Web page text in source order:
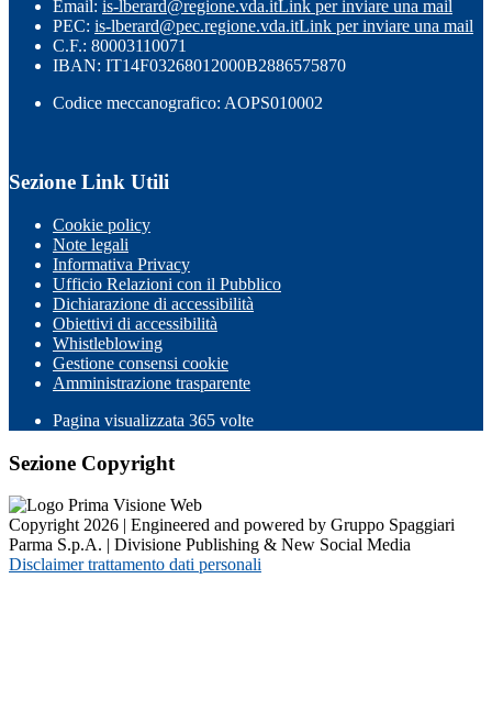
Email: is-lberard@regione.vda.itLink per inviare una mail
PEC: is-lberard@pec.regione.vda.itLink per inviare una mail
C.F.: 80003110071
IBAN: IT14F03268012000B2886575870
Codice meccanografico: AOPS010002
Sezione Link Utili
Cookie policy
Note legali
Informativa Privacy
Ufficio Relazioni con il Pubblico
Dichiarazione di accessibilità
Obiettivi di accessibilità
Whistleblowing
Gestione consensi cookie
Amministrazione trasparente
Pagina visualizzata 365 volte
Sezione Copyright
Copyright 2026 | Engineered and powered by Gruppo Spaggiari
Parma S.p.A. | Divisione Publishing & New Social Media
Disclaimer trattamento dati personali